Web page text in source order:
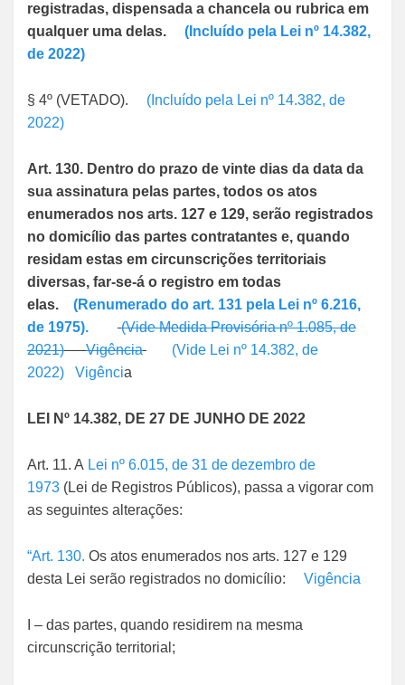
registradas, dispensada a chancela ou rubrica em
qualquer uma delas. (Incluído pela Lei nº 14.382,
de 2022)
§ 4º (VETADO). (Incluído pela Lei nº 14.382, de
2022)
Art. 130. Dentro do prazo de vinte dias da data da
sua assinatura pelas partes, todos os atos
enumerados nos arts. 127 e 129, serão registrados
no domicílio das partes contratantes e, quando
residam estas em circunscrições territoriais
diversas, far-se-á o registro em todas
elas. (Renumerado do art. 131 pela Lei nº 6.216,
de 1975).
(Vide Medida Provisória nº 1.085, de
2021)
Vigência
(Vide Lei nº 14.382, de
2022)
Vigência
LEI Nº 14.382, DE 27 DE JUNHO DE 2022
Art. 11. A Lei nº 6.015, de 31 de dezembro de
1973 (Lei de Registros Públicos), passa a vigorar com
as seguintes alterações:
“Art. 130. Os atos enumerados nos arts. 127 e 129
desta Lei serão registrados no domicílio: Vigência
I – das partes, quando residirem na mesma
circunscrição territorial;